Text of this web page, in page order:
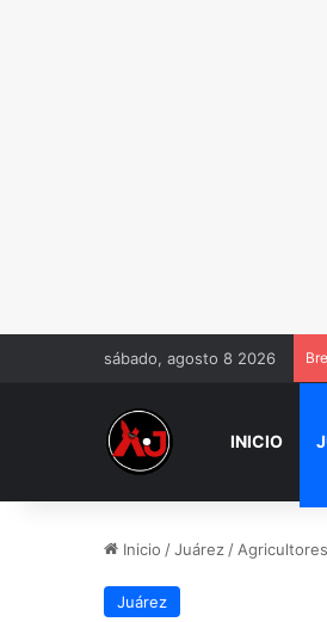
sábado, agosto 8 2026
INICIO
Inicio /Juárez /
Juárez